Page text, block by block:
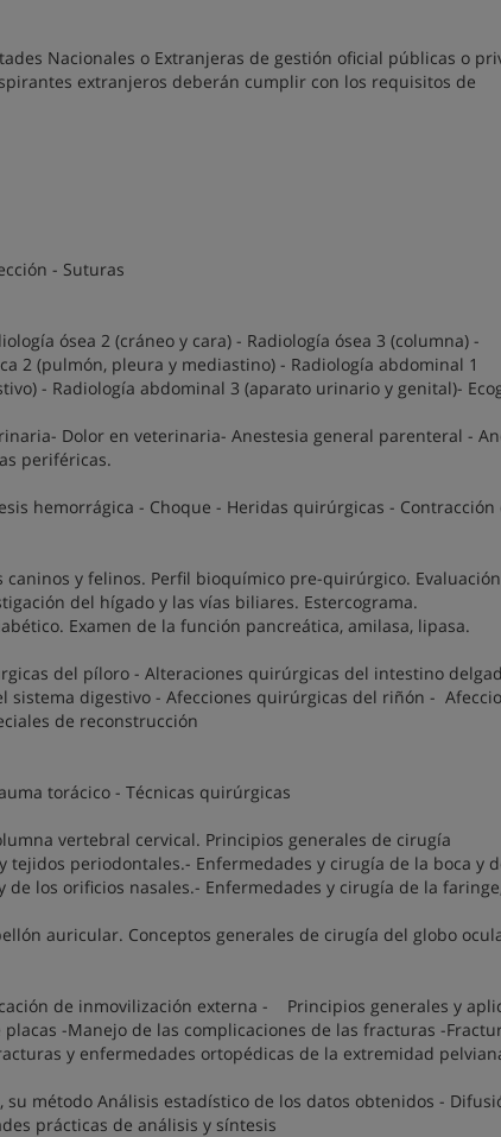
Nacionales o Extranjeras de gestión oficial públicas o
extranjeros deberán cumplir con los requisitos de
- Suturas
ósea 2 (cráneo y cara) - Radiología ósea 3 (columna) -
2 (pulmón, pleura y mediastino) - Radiología abdominal 1
- Radiología abdominal 3 (aparato urinario y genital)-
Dolor en veterinaria- Anestesia general parenteral -
periféricas.
hemorrágica - Choque - Heridas quirúrgicas - Contracción
y felinos. Perfil bioquímico pre-quirúrgico.
del hígado y las vías biliares. Estercograma.
Examen de la función pancreática, amilasa, lipasa.
del píloro - Alteraciones quirúrgicas del intestino
sistema digestivo - Afecciones quirúrgicas del riñón -
de reconstrucción
torácico - Técnicas quirúrgicas
vertebral cervical. Principios generales de cirugía
periodontales.- Enfermedades y cirugía de la boca y
los orificios nasales.- Enfermedades y cirugía de la
auricular. Conceptos generales de cirugía del globo
de inmovilización externa - Principios generales y
-Manejo de las complicaciones de las fracturas -
y enfermedades ortopédicas de la extremidad
método Análisis estadístico de los datos obtenidos -
prácticas de análisis y síntesis